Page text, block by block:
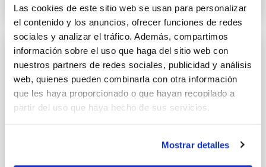
Las cookies de este sitio web se usan para personalizar
el contenido y los anuncios, ofrecer funciones de redes
sociales y analizar el tráfico. Además, compartimos
información sobre el uso que haga del sitio web con
nuestros partners de redes sociales, publicidad y análisis
web, quienes pueden combinarla con otra información
que les haya proporcionado o que hayan recopilado a
partir del uso que haya hecho de sus servicios.
Mostrar detalles